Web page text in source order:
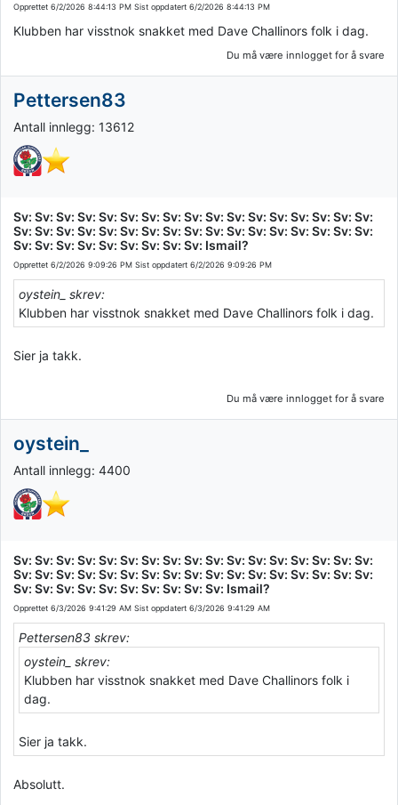
Opprettet 6/2/2026 8:44:13 PM Sist oppdatert 6/2/2026 8:44:13 PM
Klubben har visstnok snakket med Dave Challinors folk i dag.
Du må være innlogget for å svare
Pettersen83
Antall innlegg: 13612
Sv: Sv: Sv: Sv: Sv: Sv: Sv: Sv: Sv: Sv: Sv: Sv: Sv: Sv: Sv: Sv: Sv:
Sv: Sv: Sv: Sv: Sv: Sv: Sv: Sv: Sv: Sv: Sv: Sv: Sv: Sv: Sv: Sv: Sv:
Sv: Sv: Sv: Sv: Sv: Sv: Sv: Sv: Sv: Ismail?
Opprettet 6/2/2026 9:09:26 PM Sist oppdatert 6/2/2026 9:09:26 PM
oystein_ skrev:
Klubben har visstnok snakket med Dave Challinors folk i dag.
Sier ja takk.
Du må være innlogget for å svare
oystein_
Antall innlegg: 4400
Sv: Sv: Sv: Sv: Sv: Sv: Sv: Sv: Sv: Sv: Sv: Sv: Sv: Sv: Sv: Sv: Sv:
Sv: Sv: Sv: Sv: Sv: Sv: Sv: Sv: Sv: Sv: Sv: Sv: Sv: Sv: Sv: Sv: Sv:
Sv: Sv: Sv: Sv: Sv: Sv: Sv: Sv: Sv: Sv: Ismail?
Opprettet 6/3/2026 9:41:29 AM Sist oppdatert 6/3/2026 9:41:29 AM
Pettersen83 skrev:
oystein_ skrev:
Klubben har visstnok snakket med Dave Challinors folk i
dag.
Sier ja takk.
Absolutt.